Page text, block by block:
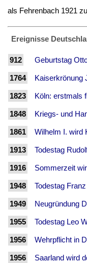
als Fehrenbach 1921
Ereignisse
912 Geburtstag
1764 Kaiserkrönung
1823 Köln: erstmals
1848 Kriegs- und
1861 Wilhelm I. wird
1913 Todestag
1916 Sommerzeit
1948 Todestag
1949 Neugründung
1955 Todestag Leo
1956 Wehrpflicht in
1956 Saarland wird